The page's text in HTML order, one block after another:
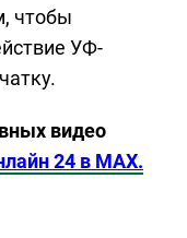
чтобы
УФ-
видео
24 в MAX.